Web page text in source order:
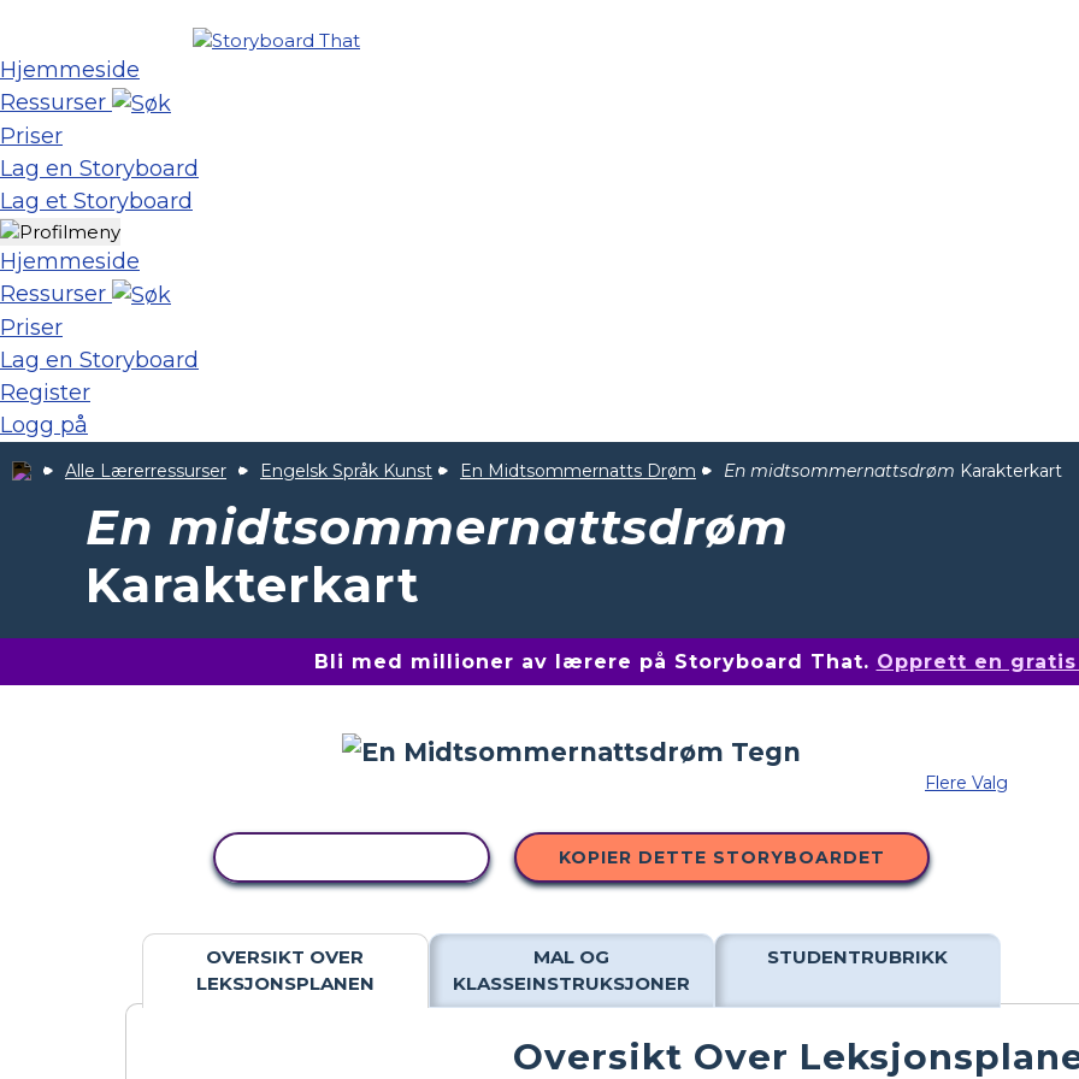
Hjemmeside
Ressurser
Priser
Lag en Storyboard
Lag et Storyboard
Hjemmeside
Ressurser
Priser
Lag en Storyboard
Register
Logg på
Alle Lærerressurser Engelsk Språk Kunst En Midtsommernatts Drøm En midtsommernattsdrøm Karakterkart
En midtsommernattsdrøm
Karakterkart
Bli med millioner av lærere på Storyboard That. Opprett en
Flere Valg
KOPIER DETTE STORYBOARDET
OVERSIKT OVER
LEKSJONSPLANEN
MAL OG
KLASSEINSTRUKSJONER
STUDENTRUBRIKK
Oversikt Over